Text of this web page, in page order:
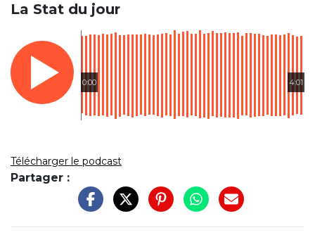
La Stat du jour
0:00 4:01
Télécharger le podcast
Partager :